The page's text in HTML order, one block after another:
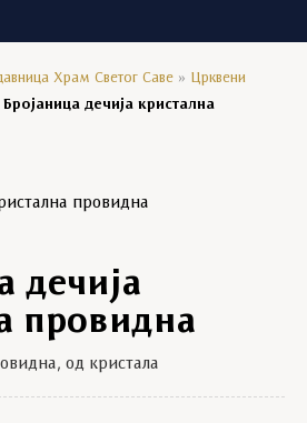
Храм Светог Саве » Црквени
Бројаница дечија кристална
дечија
провидна
од кристала